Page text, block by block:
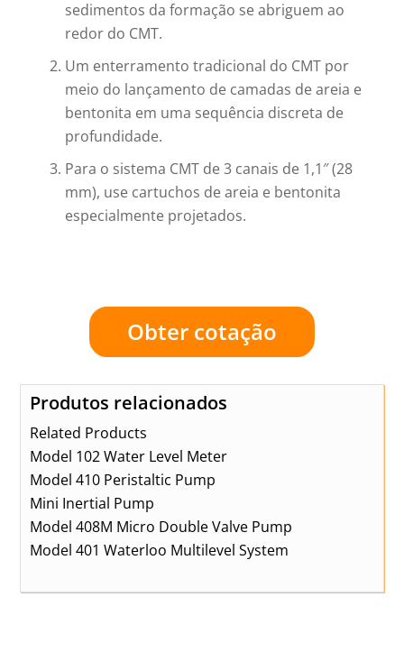
sedimentos da formação se abriguem ao
redor do CMT.
Um enterramento tradicional do CMT por
meio do lançamento de camadas de areia e
bentonita em uma sequência discreta de
profundidade.
Para o sistema CMT de 3 canais de 1,1″ (28
mm), use cartuchos de areia e bentonita
especialmente projetados.
Obter cotação
Produtos relacionados
Related Products
Model 102 Water Level Meter
Model 410 Peristaltic Pump
Mini Inertial Pump
Model 408M Micro Double Valve Pump
Model 401 Waterloo Multilevel System